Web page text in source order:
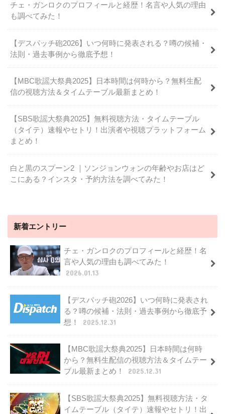
チェ・ガンロクのプロフィールと経歴！名言や人気の理由
も調べてみた！
【デスパッチ砲2026】いつ何時に発表される？噂の候補・
法則・過去事例から徹底予想！
【MBC歌謡大祭典2025】日本時間は何時から？無料生配
信の視聴方法＆タイムテーブル最新まとめ！
【SBS歌謡大祭典2025】無料視聴方法・タイムテーブル
（タイテ）速報やセトリ！出演者や視聴プラットフォーム
まとめ！
白と黒のスプーン2 ｜ソンジョンウォンの年齢やお店はど
こにある？インスタ・予約方法を調べてみた！
新着エントリー
チェ・ガンロクのプロフィールと経歴！名
言や人気の理由も調べてみた！
2026.01.13
【デスパッチ砲2026】いつ何時に発表され
る？噂の候補・法則・過去事例から徹底予
想！
2025.12.31
【MBC歌謡大祭典2025】日本時間は何時
から？無料生配信の視聴方法＆タイムテー
ブル最新まとめ！
2025.12.31
【SBS歌謡大祭典2025】無料視聴方法・タ
イムテーブル（タイテ）速報やセトリ！出